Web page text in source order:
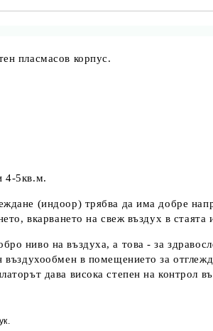
пласмасов корпус.
4-5кв.м.
(индоор) трябва да има добре
вкарването на свеж въздух в стаята
ниво на въздуха, а това - за
въздухообмен в помещението за
дава висока степен на контрол